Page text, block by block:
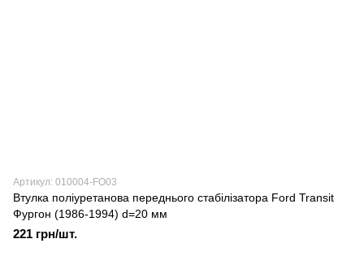
Артикул: 010004-FO03
Втулка поліуретанова переднього стабілізатора Ford Transit
Фургон (1986-1994) d=20 мм
221 грн/шт.